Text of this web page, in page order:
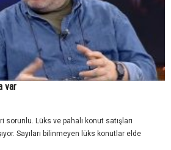
var
sorunlu. Lüks ve pahalı konut satışları
Sayıları bilinmeyen lüks konutlar elde